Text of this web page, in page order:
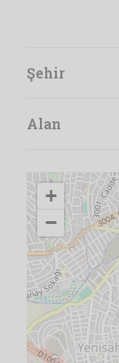
Şehir
Alan
+
−